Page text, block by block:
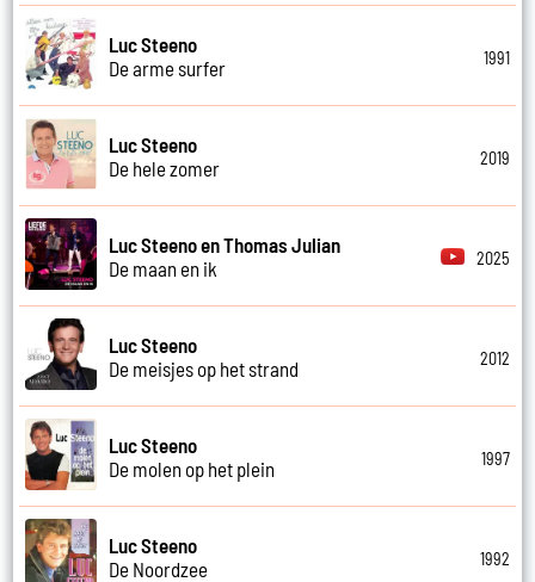
Luc Steeno
De arme surfer
1991
Luc Steeno
De hele zomer
2019
Luc Steeno en Thomas Julian
De maan en ik
2025
Luc Steeno
De meisjes op het strand
2012
Luc Steeno
De molen op het plein
1997
Luc Steeno
De Noordzee
1992